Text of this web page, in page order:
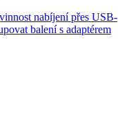
nabíjení přes USB-
balení s adaptérem